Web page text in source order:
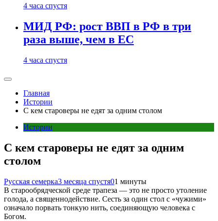
4 часа спустя
МИД РФ: рост ВВП в РФ в три
раза выше, чем в ЕС
4 часа спустя
Главная
Истории
С кем староверы не едят за одним столом
Истории
С кем староверы не едят за одним
столом
Русская семерка3 месяца спустя01 минуты
В старообрядческой среде трапеза — это не просто утоление
голода, а священнодействие. Сесть за один стол с «чужими»
означало порвать тонкую нить, соединяющую человека с
Богом.